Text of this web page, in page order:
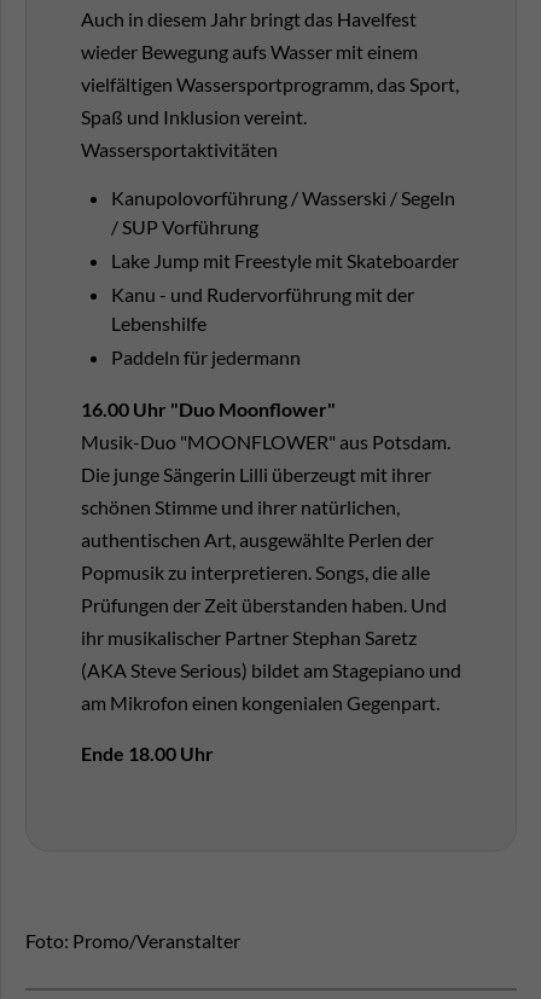
Auch in diesem Jahr bringt das Havelfest
wieder Bewegung aufs Wasser mit einem
vielfältigen Wassersportprogramm, das Sport,
Spaß und Inklusion vereint.
Wassersportaktivitäten
Kanupolovorführung / Wasserski / Segeln
/ SUP Vorführung
Lake Jump mit Freestyle mit Skateboarder
Kanu - und Rudervorführung mit der
Lebenshilfe
Paddeln für jedermann
16.00 Uhr "Duo Moonflower"
Musik-Duo "MOONFLOWER" aus Potsdam.
Die junge Sängerin Lilli überzeugt mit ihrer
schönen Stimme und ihrer natürlichen,
authentischen Art, ausgewählte Perlen der
Popmusik zu interpretieren. Songs, die alle
Prüfungen der Zeit überstanden haben. Und
ihr musikalischer Partner Stephan Saretz
(AKA Steve Serious) bildet am Stagepiano und
am Mikrofon einen kongenialen Gegenpart.
Ende 18.00 Uhr
Foto: Promo/Veranstalter